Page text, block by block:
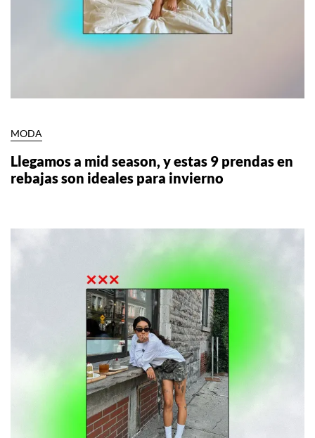
MODA
Llegamos a mid season, y estas 9 prendas en
rebajas son ideales para invierno